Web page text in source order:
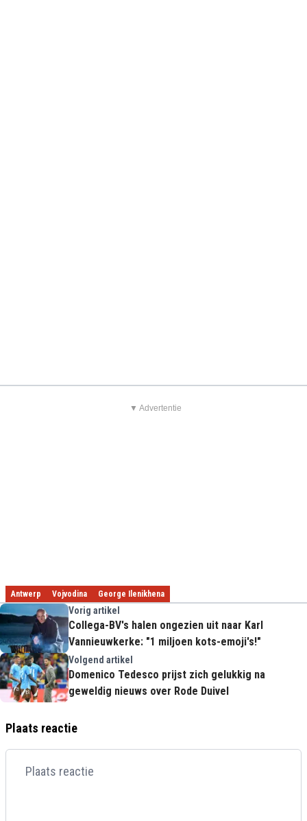
▼ Advertentie
Antwerp Vojvodina George Ilenikhena
Vorig artikel
Collega-BV's halen ongezien uit naar Karl
Vannieuwkerke: "1 miljoen kots-emoji's!"
Volgend artikel
Domenico Tedesco prijst zich gelukkig na
geweldig nieuws over Rode Duivel
Plaats reactie